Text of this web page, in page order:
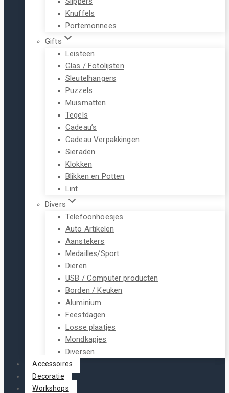
Knuffels
Portemonnees
Gifts
Leisteen
Glas / Fotolijsten
Sleutelhangers
Puzzels
Muismatten
Tegels
Cadeau’s
Cadeau Verpakkingen
Sieraden
Klokken
Blikken en Potten
Lint
Divers
Telefoonhoesjes
Auto Artikelen
Aanstekers
Medailles/Sport
Dieren
USB / Computer producten
Borden / Keuken
Aluminium
Feestdagen
Losse plaatjes
Mondkapjes
Diversen
Accessoires
Decoratie
Workshops